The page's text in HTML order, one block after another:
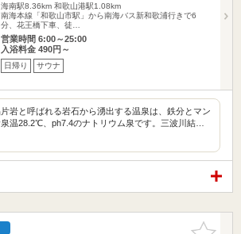
海南駅8.36km 和歌山港駅1.08km
南海本線「和歌山市駅」から南海バス新和歌浦行きで6
分、花王橋下車、徒…
営業時間 6:00～25:00
入浴料金 490円～
日帰り サウナ
岩と呼ばれる岩石から湧出する温泉は、鉄分とマン
温28.2℃、ph7.4のナトリウム泉です。三波川結…
お気に入